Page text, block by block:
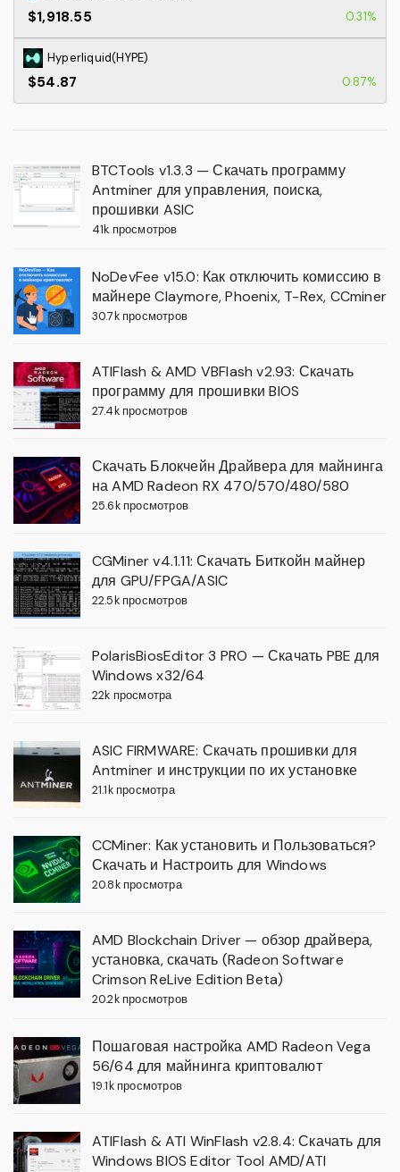
$1,918.55 0.31%
Hyperliquid(HYPE)
$54.87 0.87%
BTCTools v1.3.3 — Скачать программу
Antminer для управления, поиска,
прошивки ASIC
41k просмотров
NoDevFee v15.0: Как отключить комиссию в
майнере Claymore, Phoenix, T-Rex, CCminer
30.7k просмотров
ATIFlash & AMD VBFlash v2.93: Скачать
программу для прошивки BIOS
27.4k просмотров
Скачать Блокчейн Драйвера для майнинга
на AMD Radeon RX 470/570/480/580
25.6k просмотров
CGMiner v4.1.11: Скачать Биткойн майнер
для GPU/FPGA/ASIC
22.5k просмотров
PolarisBiosEditor 3 PRO — Скачать PBE для
Windows x32/64
22k просмотра
ASIC FIRMWARE: Скачать прошивки для
Antminer и инструкции по их установке
21.1k просмотра
CCMiner: Как установить и Пользоваться?
Скачать и Настроить для Windows
20.8k просмотра
AMD Blockchain Driver — обзор драйвера,
установка, скачать (Radeon Software
Crimson ReLive Edition Beta)
20.2k просмотров
Пошаговая настройка AMD Radeon Vega
56/64 для майнинга криптовалют
19.1k просмотров
ATIFlash & ATI WinFlash v2.8.4: Скачать для
Windows BIOS Editor Tool AMD/ATI